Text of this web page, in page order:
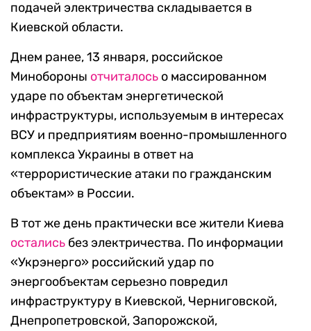
подачей электричества складывается в
Киевской области.
Днем ранее, 13 января, российское
Минобороны отчиталось о массированном
ударе по объектам энергетической
инфраструктуры, используемым в интересах
ВСУ и предприятиям военно-промышленного
комплекса Украины в ответ на
«террористические атаки по гражданским
объектам» в России.
В тот же день практически все жители Киева
остались без электричества. По информации
«Укрэнерго» российский удар по
энергообъектам серьезно повредил
инфраструктуру в Киевской, Черниговской,
Днепропетровской, Запорожской,